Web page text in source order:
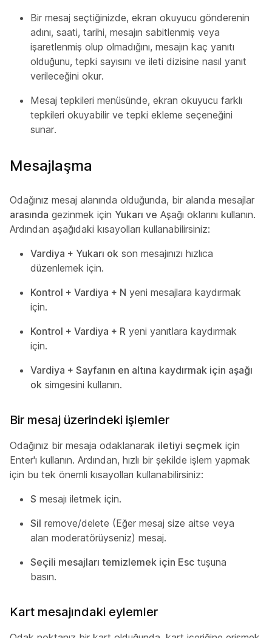
Bir mesaj seçtiğinizde, ekran okuyucu gönderenin
adını, saati, tarihi, mesajın sabitlenmiş veya
işaretlenmiş olup olmadığını, mesajın kaç yanıtı
olduğunu, tepki sayısını ve ileti dizisine nasıl yanıt
verileceğini okur.
Mesaj tepkileri menüsünde, ekran okuyucu farklı
tepkileri okuyabilir ve tepki ekleme seçeneğini
sunar.
Mesajlaşma
Odağınız mesaj alanında olduğunda, bir alanda mesajlar
arasında gezinmek için Yukarı ve Aşağı oklarını kullanın.
Ardından aşağıdaki kısayolları kullanabilirsiniz:
Vardiya + Yukarı ok son mesajınızı hızlıca
düzenlemek için.
Kontrol + Vardiya + N yeni mesajlara kaydırmak
için.
Kontrol + Vardiya + R yeni yanıtlara kaydırmak
için.
Vardiya + Sayfanın en altına kaydırmak için aşağı
ok simgesini kullanın.
Bir mesaj üzerindeki işlemler
Odağınız bir mesaja odaklanarak iletiyi seçmek için
Enter'ı kullanın. Ardından, hızlı bir şekilde işlem yapmak
için bu tek önemli kısayolları kullanabilirsiniz:
S mesajı iletmek için.
Sil remove/delete (Eğer mesaj size aitse veya
alan moderatörüyseniz) mesaj.
Seçili mesajları temizlemek için Esc tuşuna
basın.
Kart mesajındaki eylemler